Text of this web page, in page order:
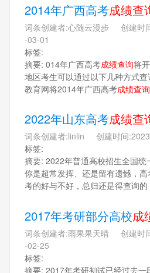
2014年广西高考成绩查
词条创建者:心随云漫步 创建时
-03-01
标签:
摘要: 014年广西高考成绩查询将
地区考生可以通过以下几种方式
教育网将2014年广西高考成绩查询
2022年山东高考成绩查
词条创建者:linlin 创建时间
标签:
摘要: 2022年普通高校招生全国统
你是超常发挥、还是留有遗憾，高
考的好与不好，总归还是得查询的
2017年考研部分高校成
词条创建者:雨果果天晴 创建时
-02-25
标签:
摘要: 2017年考研初试已经过去一